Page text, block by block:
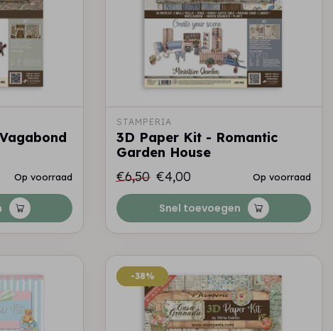
Op voorraad
STAMPERIA
3D Paper Kit - Romantic
Garden House
€6,50 €4,00 Op voorraad
Snel toevoegen
-38%
-38%